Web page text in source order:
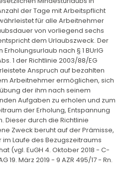
der Tage mit Arbeitspflicht
für alle Arbeitnehmer
von vorliegend sechs
dem Urlaubszweck. Der
nach § 1 BUrlG
1 der Richtlinie 2003/88/EG
Anspruch auf bezahlten
Arbeitnehmer ermöglichen, sich
der ihm nach seinem
Aufgaben zu erholen und zum
der Erholung, Entspannung
Dieser durch die Richtlinie
Zweck beruht auf der Prämisse,
Laufe des Bezugszeitraums
(vgl. EuGH 4. Oktober 2018 - C-
19. März 2019 - 9 AZR 495/17 - Rn.